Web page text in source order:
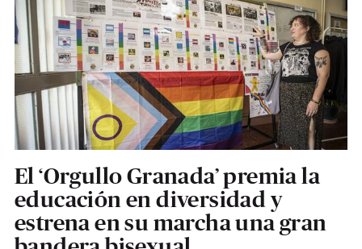
El ‘Orgullo Granada’ premia la
educación en diversidad y
estrena en su marcha una gran